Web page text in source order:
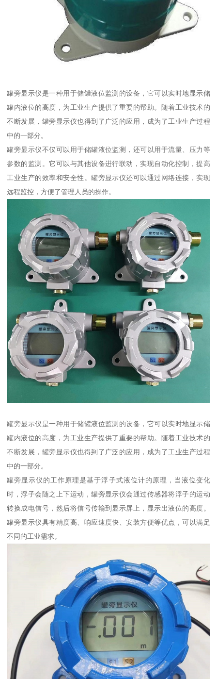
罐旁显示仪是一种用于储罐液位监测的设备，它可以实时地显示储
罐内液位的高度，为工业生产提供了重要的帮助。随着工业技术的
不断发展，罐旁显示仪也得到了广泛的应用，成为了工业生产过程
中的一部分。
罐旁显示仪不仅可以用于储罐液位监测，还可以用于流量、压力等
参数的监测。它可以与其他设备进行联动，实现自动化控制，提高
工业生产的效率和安全性。罐旁显示仪还可以通过网络连接，实现
远程监控，方便了管理人员的操作。
罐旁显示仪是一种用于储罐液位监测的设备，它可以实时地显示储
罐内液位的高度，为工业生产提供了重要的帮助。随着工业技术的
不断发展，罐旁显示仪也得到了广泛的应用，成为了工业生产过程
中的一部分。
罐旁显示仪的工作原理是基于浮子式液位计的原理，当液位变化
时，浮子会随之上下运动，罐旁显示仪会通过传感器将浮子的运动
转换成电信号，然后将信号传输到显示屏上，显示出液位的高度。
罐旁显示仪具有精度高、响应速度快、安装方便等优点，可以满足
不同的工业需求。